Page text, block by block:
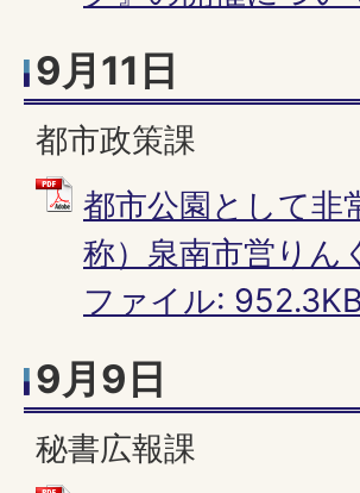
9月11日
都市政策課
都市公園として非
称）泉南市営りん
ファイル:
9月9日
秘書広報課